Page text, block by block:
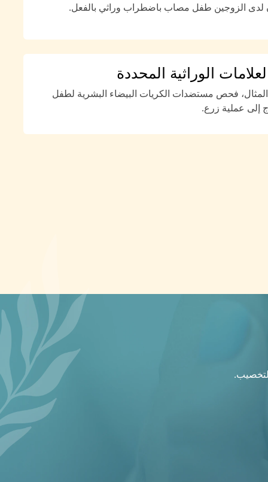
لدى الزوجين طفل مصاب باضطراب وراثي بالفعل.
الوراثية المحددة
فحص مستضدات الكريات البيضاء البشرية لطفل
إلى عملية زرع.